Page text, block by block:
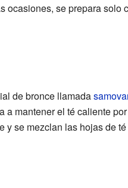
ocasiones, se prepara solo
de bronce llamada
mantener el té caliente
se mezclan las hojas de